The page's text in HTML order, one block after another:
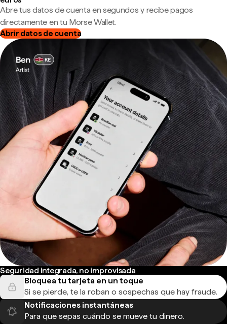
Abre tus datos de cuenta en segundos y recibe pagos
directamente en tu Morse Wallet.
Abrir datos de cuenta
Seguridad integrada, no improvisada
Bloquea tu tarjeta en un toque
Si se pierde, te la roban o sospechas que hay fraude.
Notificaciones instantáneas
Para que sepas cuándo se mueve tu dinero.